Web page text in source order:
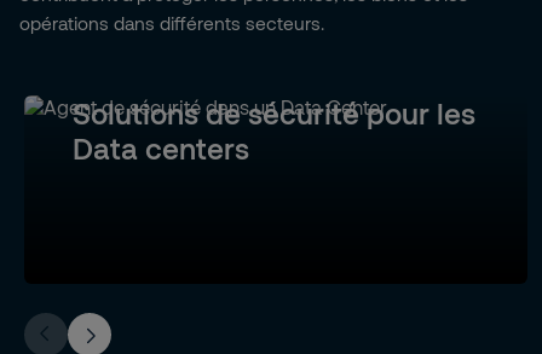
opérations dans différents secteurs.
Solutions de sécurité pour les
Data centers